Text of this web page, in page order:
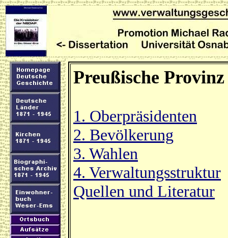
Preußische
1. Oberpräsidenten
2. Bevölkerung
3. Wahlen
4. Verwaltungsstruktur
Quellen und Literatur